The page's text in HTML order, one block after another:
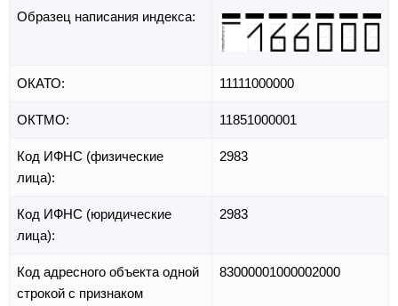
Образец написания индекса:
ОКАТО: 11111000000
ОКТМО: 11851000001
Код ИФНС (физические
лица):
2983
Код ИФНС (юридические
лица):
2983
Код адресного объекта одной
строкой с признаком
83000001000002000